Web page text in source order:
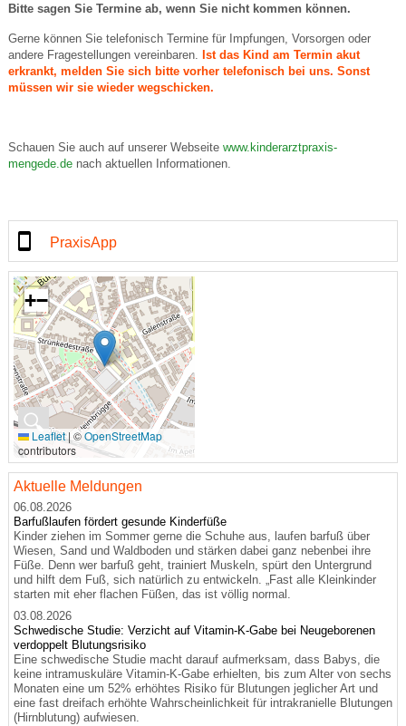
Bitte sagen Sie Termine ab, wenn Sie nicht kommen können.
Gerne können Sie telefonisch Termine für Impfungen, Vorsorgen oder
andere Fragestellungen vereinbaren.
Ist das Kind am Termin akut
erkrankt, melden Sie sich bitte vorher telefonisch bei uns. Sonst
müssen wir sie wieder wegschicken.
Schauen Sie auch auf unserer Webseite www.kinderarztpraxis-
mengede.denach aktuellen Informationen.
PraxisApp
🔍
+−
Leaflet| ©OpenStreetMap
contributors
Aktuelle Meldungen
06.08.2026
Barfußlaufen fördert gesunde Kinderfüße
Kinder ziehen im Sommer gerne die Schuhe aus, laufen barfuß über
Wiesen, Sand und Waldboden und stärken dabei ganz nebenbei ihre
Füße. Denn wer barfuß geht, trainiert Muskeln, spürt den Untergrund
und hilft dem Fuß, sich natürlich zu entwickeln. „Fast alle Kleinkinder
starten mit eher flachen Füßen, das ist völlig normal.
03.08.2026
Schwedische Studie: Verzicht auf Vitamin-K-Gabe bei Neugeborenen
verdoppelt Blutungsrisiko
Eine schwedische Studie macht darauf aufmerksam, dass Babys, die
keine intramuskuläre Vitamin-K-Gabe erhielten, bis zum Alter von sechs
Monaten eine um 52% erhöhtes Risiko für Blutungen jeglicher Art und
eine fast dreifach erhöhte Wahrscheinlichkeit für intrakranielle Blutungen
(Hirnblutung) aufwiesen.